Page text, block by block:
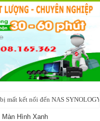
SYNOLOGY, OMV, CASA
Hình Xanh